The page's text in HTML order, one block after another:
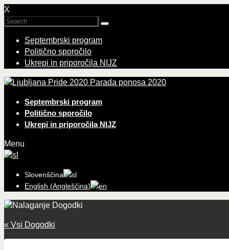
X
Septembrski program
Politično sporočilo
Ukrepi in priporočila NIJZ
Parada ponosa 2020
Septembrski program
Politično sporočilo
Ukrepi in priporočila NIJZ
Menu
Slovenščina
English (Angleščina)
« Vsi Dogodki